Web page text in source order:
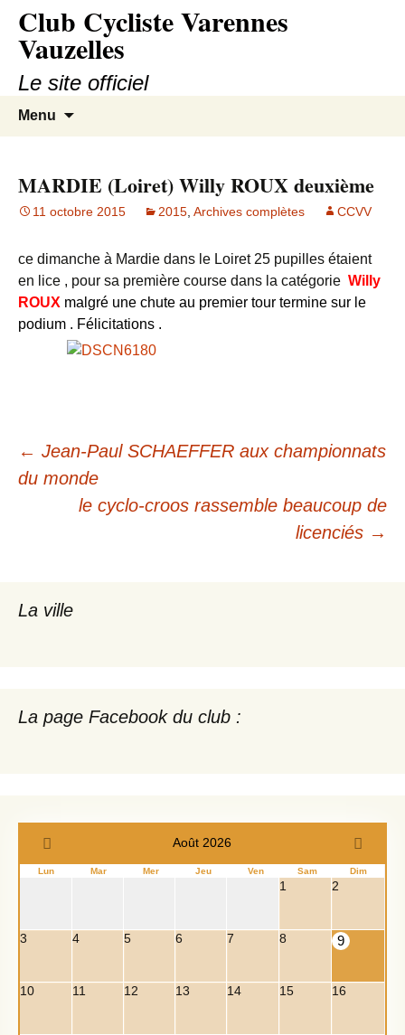
contenu
Club Cycliste Varennes
Vauzelles
Le site officiel
Menu
MARDIE (Loiret) Willy ROUX deuxième
11 octobre 2015 2015 Archives complètes CCVV
ce dimanche à Mardie dans le Loiret 25 pupilles étaient
en lice , pour sa première course dans la catégorie Willy
ROUX malgré une chute au premier tour termine sur le
podium . Félicitations .
Navigation
← Jean-Paul SCHAEFFER aux championnats
du monde
le cyclo-croos rassemble beaucoup de
licenciés →
La ville
La page Facebook du club :
Août 2026
Lun Mar Mer Jeu Ven Sam Dim
1 2
3 4 5 6 7 8 9
10 11 12 13 14 15 16